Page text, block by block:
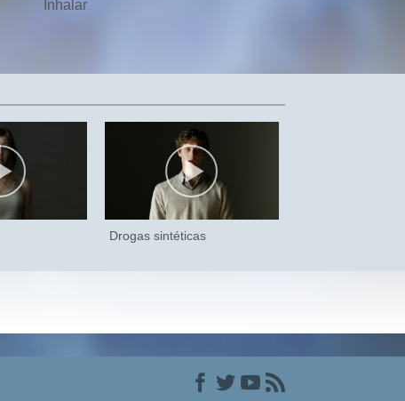
Inhalar
Drogas sintéticas